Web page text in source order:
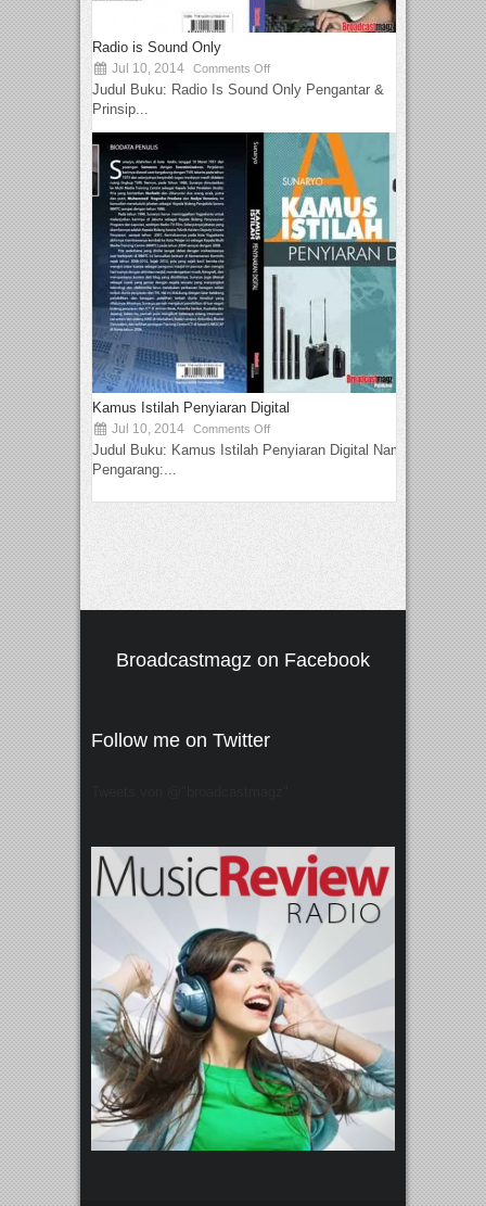
Radio is Sound Only
Jul 10, 2014 Comments Off
Judul Buku: Radio Is Sound Only Pengantar &
Prinsip...
Kamus Istilah Penyiaran Digital
Jul 10, 2014 Comments Off
Judul Buku: Kamus Istilah Penyiaran Digital Nama
Pengarang:...
Broadcastmagz on Facebook
Follow me on Twitter